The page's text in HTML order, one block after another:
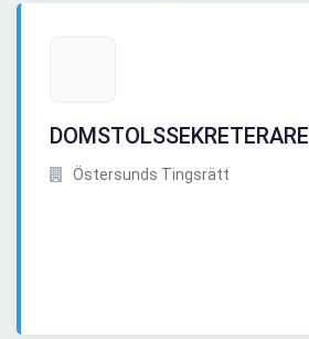
DOMSTOLSSEKRETERARE
Östersunds Tingsrätt